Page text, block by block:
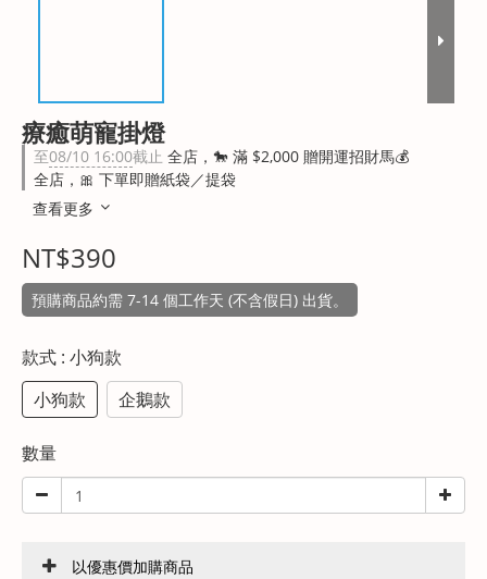
療癒萌寵掛燈
至08/10 16:00截止 全店，🐎 滿 $2,000 贈開運招財馬💰
全店，🎀 下單即贈紙袋／提袋
查看更多
NT$390
預購商品約需 7-14 個工作天 (不含假日) 出貨。
款式 : 小狗款
小狗款
企鵝款
數量
以優惠價加購商品